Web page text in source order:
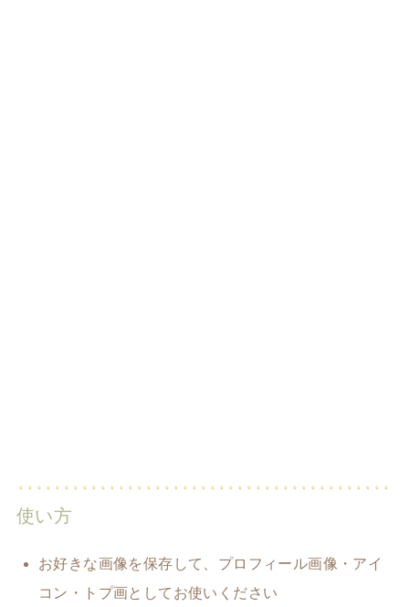
使い方
お好きな画像を保存して、プロフィール画像・アイ
コン・トプ画としてお使いください